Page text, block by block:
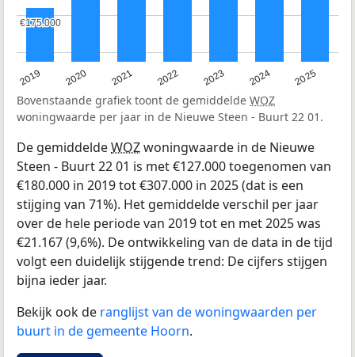
2019 2020 2021 2022 2023 2024 2025
€175.000
€175.000
Bovenstaande grafiek toont de gemiddelde WOZ
woningwaarde per jaar in de Nieuwe Steen - Buurt 22 01.
De gemiddeldeWOZwoningwaarde in de Nieuwe
Steen - Buurt 22 01 is met €127.000 toegenomen van
€180.000 in 2019 tot €307.000 in 2025 (dat is een
stijging van 71%). Het gemiddelde verschil per jaar
over de hele periode van 2019 tot en met 2025 was
€21.167 (9,6%). De ontwikkeling van de data in de tijd
volgt een duidelijk stijgende trend: De cijfers stijgen
bijna ieder jaar.
Bekijk ook de ranglijst van de woningwaarden per
buurt in de gemeente Hoorn.